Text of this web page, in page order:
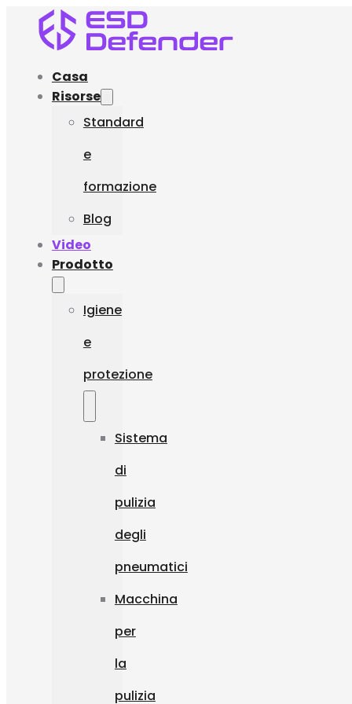
Casa
Risorse
Standard
e
formazione
Blog
Video
Prodotto
Igiene
e
protezione
Sistema
di
pulizia
degli
pneumatici
Macchina
per
la
pulizia